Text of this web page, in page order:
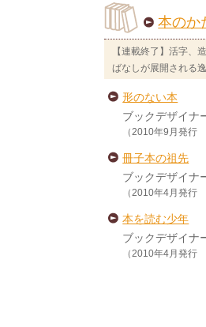
本のか
【連載終了】活字、
ばなしが展開される
形のない本
ブックデザイ
（2010年9月発
冊子本の祖先
ブックデザイ
（2010年4月発
本を読む少年
ブックデザイ
（2010年4月発